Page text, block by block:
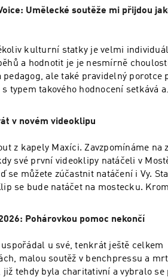
připraví a ušije. Kromě toho
tance Jsem božská. Jak dlouho trvá
je podprsenka? To vše a
Vejlupkovou v Ponte Reports.
Umělecké soutěže mi přijdou
kulturní statky je velmi
a hodnotit je je nesmírně
ale také pravidelný porotce
typem takového hodnocení setkává a
nechá nahlédnout do zákulisí
ale rovněž samotní soutěžící a v
výběr písničky? Jde v pěvecké
talentům neúspěch tak, aby jim to
Ponte reports.
v novém videoklipu
z kapely Maxíci. Zavzpomínáme na
své první videoklipy natáčeli v
se můžete zúčastnit natáčení i Vy.
se bude natáčet na mostecku.
Kdo je členem kapely? To
Maxíků v Ponte Reports.Maxíci -
-
3afzgM1zZ2U?
kachna do povidel:
Pohárovkou pomoc nekončí
u své, tenkrát ještě celkem
malou soutěž v benchpressu a
již tehdy byla charitativní a vybralo se